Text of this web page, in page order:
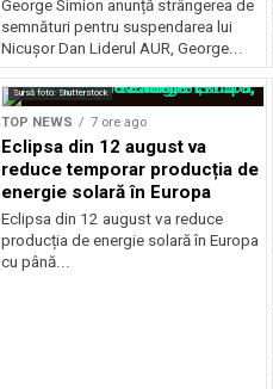
George Simion anunță strângerea de
semnături pentru suspendarea lui
Nicușor Dan Liderul AUR, George...
Sursă foto: Shutterstock
TOP NEWS 7 ore ago
Eclipsa din 12 august va
reduce temporar producția de
energie solară în Europa
Eclipsa din 12 august va reduce
producția de energie solară în Europa
cu până...